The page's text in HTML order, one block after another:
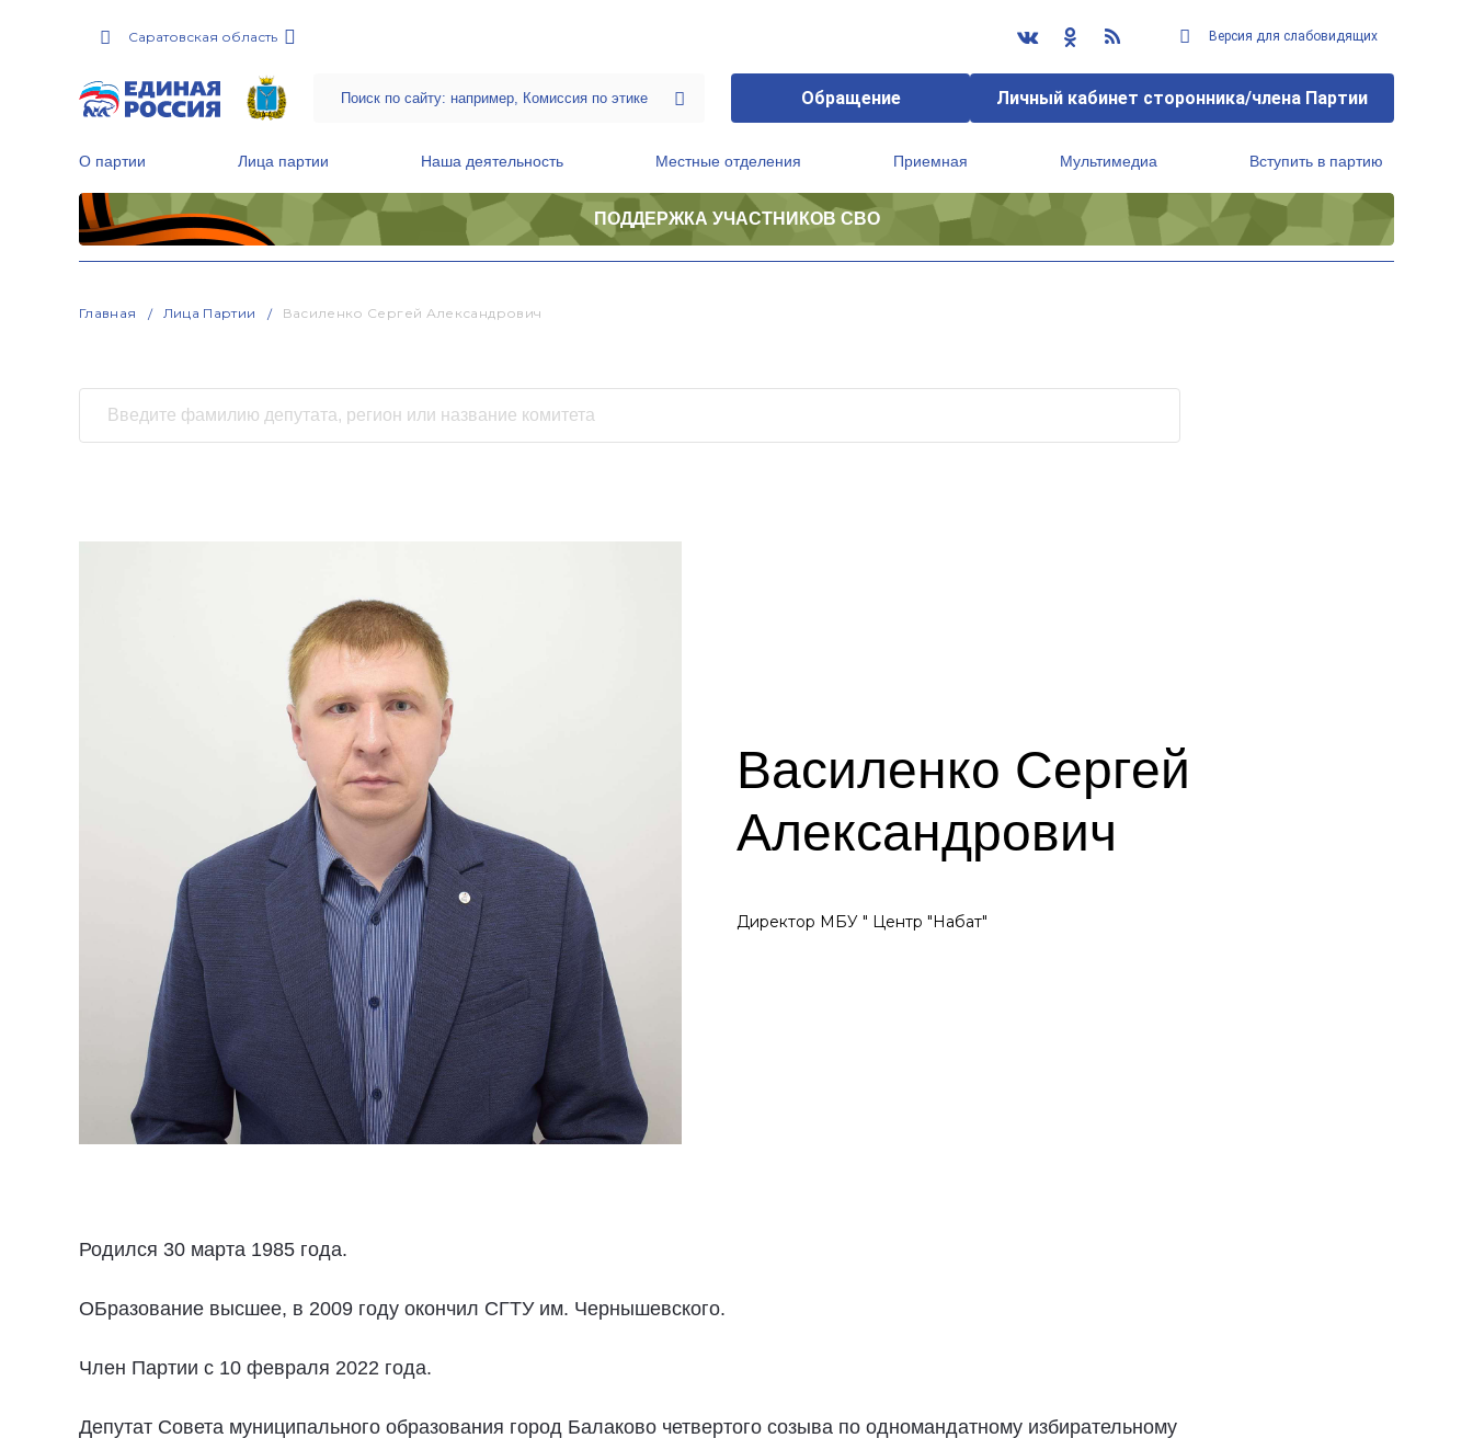
Саратовская область Версия для слабовидящих
Обращение Личный кабинет сторонника/члена Партии
О партии Лица партии Наша деятельность Местные отделения Приемная Мультимедиа Вступить в партию
ПОДДЕРЖКА УЧАСТНИКОВ СВО
Главная Лица Партии Василенко Сергей Александрович
Василенко Сергей
Александрович
Директор МБУ " Центр "Набат"
Родился 30 марта 1985 года.
ОБразование высшее, в 2009 году окончил СГТУ им. Чернышевского.
Член Партии с 10 февраля 2022 года.
Депутат Совета муниципального образования город Балаково четвертого созыва по одномандатному избирательному